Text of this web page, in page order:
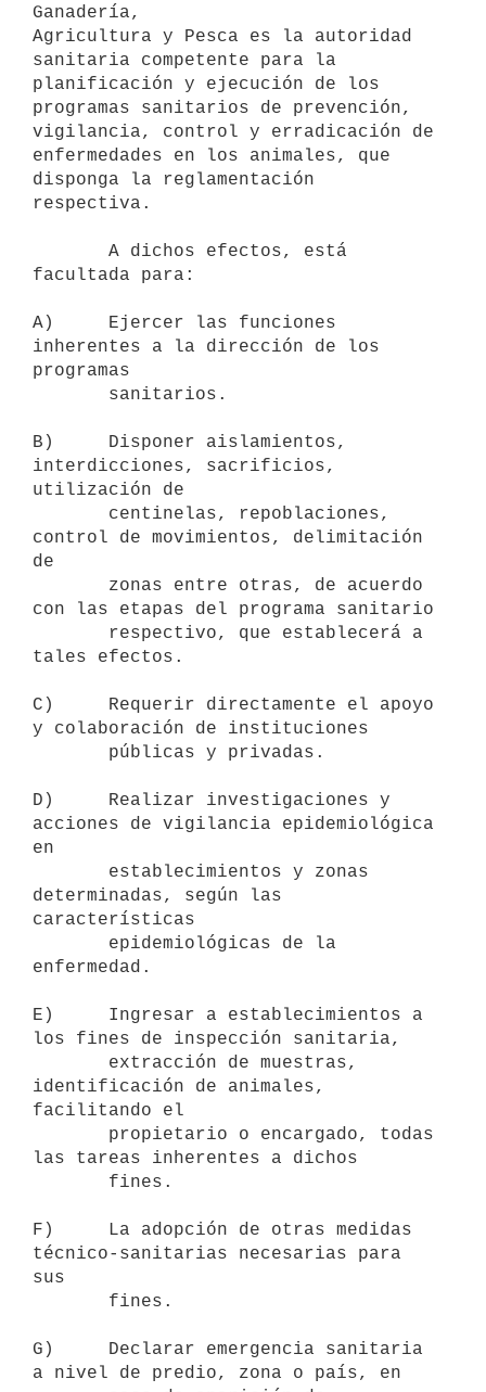
Ganadería,
Agricultura y Pesca es la autoridad
sanitaria competente para la
planificación y ejecución de los
programas sanitarios de prevención,
vigilancia, control y erradicación de
enfermedades en los animales, que
disponga la reglamentación
respectiva.
facultada para:
A)     Ejercer las funciones
inherentes a la dirección de los
programas
B)     Disponer aislamientos,
interdicciones, sacrificios,
utilización de
control de movimientos, delimitación
de
con las etapas del programa sanitario
tales efectos.
C)     Requerir directamente el apoyo
y colaboración de instituciones
D)     Realizar investigaciones y
acciones de vigilancia epidemiológica
en
determinadas, según las
características
enfermedad.
E)     Ingresar a establecimientos a
los fines de inspección sanitaria,
identificación de animales,
facilitando el
las tareas inherentes a dichos
F)     La adopción de otras medidas
técnico-sanitarias necesarias para
sus
G)     Declarar emergencia sanitaria
a nivel de predio, zona o país, en